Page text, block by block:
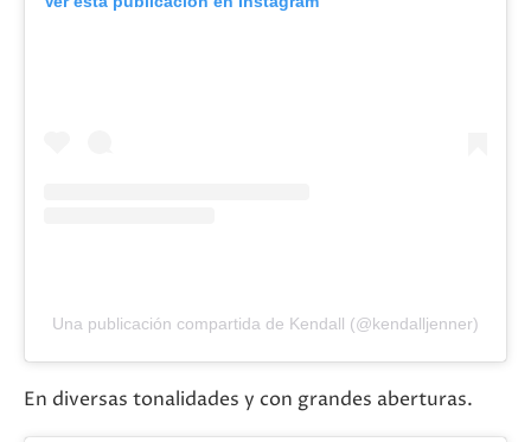
Una publicación compartida de Kendall (@kendalljenner)
En diversas tonalidades y con grandes aberturas.